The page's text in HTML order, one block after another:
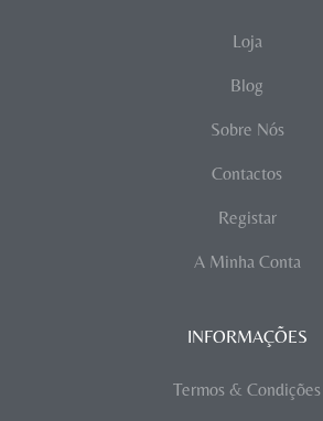
Loja
Blog
Sobre Nós
Contactos
Registar
A Minha Conta
INFORMAÇÕES
Termos & Condições